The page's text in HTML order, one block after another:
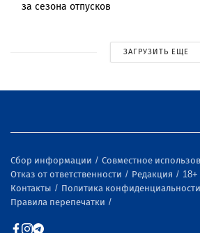
за сезона отпусков
ЗАГРУЗИТЬ ЕЩЕ
Сбор информации
Совместное
Отказ от ответственности
Редакция 18+
Контакты
Политика конфиденциальности
Правила перепечатки